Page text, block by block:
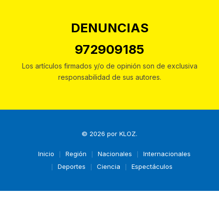
DENUNCIAS
972909185
Los artículos firmados y/o de opinión son de exclusiva
responsabilidad de sus autores.
© 2026 por KLOZ.
Inicio Región Nacionales
Internacionales
Deportes
Ciencia Espectáculos